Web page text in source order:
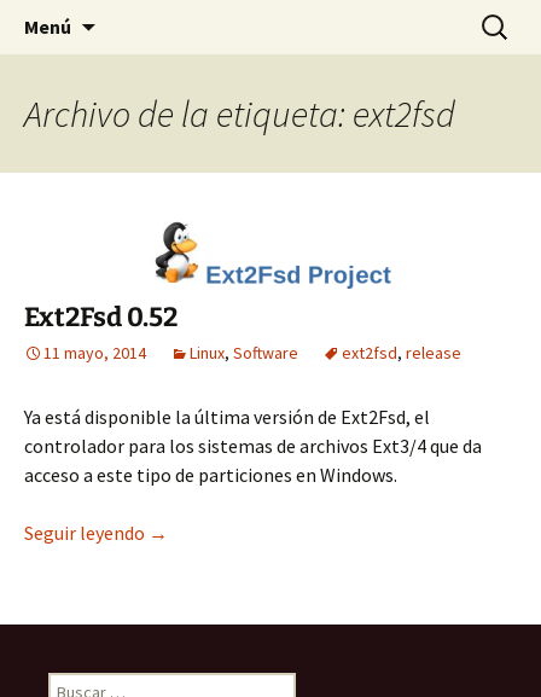
DPLinux
Detrás del Pingüino
Menú Buscar:
Archivo de la etiqueta: ext2fsd
Ext2Fsd 0.52
11 mayo, 2014 Linux, Software ext2fsd, release
Ya está disponible la última versión de Ext2Fsd, el
controlador para los sistemas de archivos Ext3/4 que da
acceso a este tipo de particiones en Windows.
Seguir leyendo Ext2Fsd 0.52
→
Buscar: